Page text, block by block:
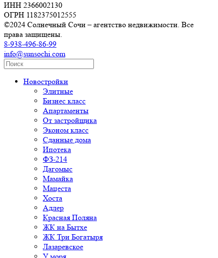
ИНН 2366002130
ОГРН 1182375012555
©2024 Солнечный Сочи – агентство недвижимости. Все
права защищены.
8-938-496-86-99
info@sunsochi.com
Новостройки
Элитные
Бизнес класс
Апартаменты
От застройщика
Эконом класс
Сданные дома
Ипотека
ФЗ-214
Дагомыс
Мамайка
Мацеста
Хоста
Адлер
Красная Поляна
ЖК на Бытхе
ЖК Три Богатыря
Лазаревское